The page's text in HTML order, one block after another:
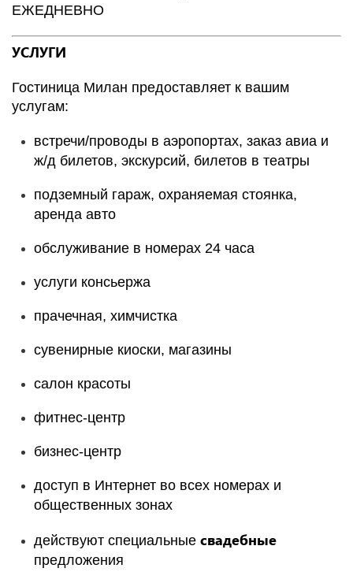
ЕЖЕДНЕВНО
УСЛУГИ
Гостиница Милан предоставляет к вашим
услугам:
встречи/проводы в аэропортах, заказ авиа и
ж/д билетов, экскурсий, билетов в театры
подземный гараж, охраняемая стоянка,
аренда авто
обслуживание в номерах 24 часа
услуги консьержа
прачечная, химчистка
сувенирные киоски, магазины
салон красоты
фитнес-центр
бизнес-центр
доступ в Интернет во всех номерах и
общественных зонах
действуют специальные свадебные
предложения